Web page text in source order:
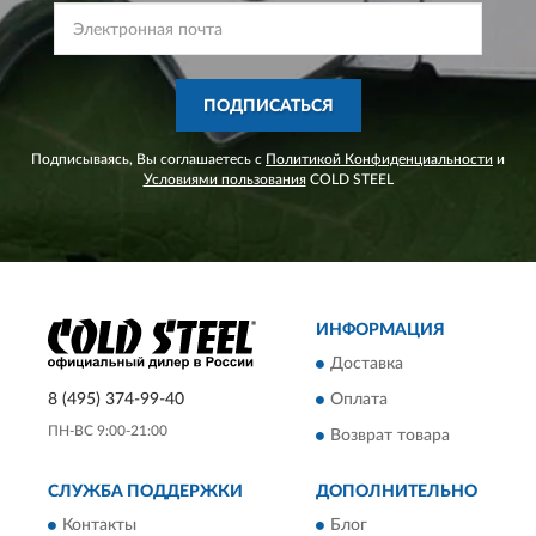
ПОДПИСАТЬСЯ
Подписываясь, Вы соглашаетесь с Политикой Конфиденциальности и
Условиями пользованияCOLD STEEL
8 (495) 374-99-40
ПН-ВС 9:00-21:00
ИНФОРМАЦИЯ
Доставка
Оплата
Возврат товара
СЛУЖБА ПОДДЕРЖКИ
Контакты
ДОПОЛНИТЕЛЬНО
Блог